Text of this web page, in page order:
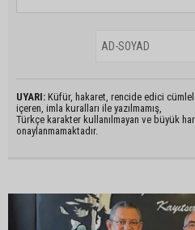
UYARI: Küfür, hakaret, rencide edici
içeren, imla kuralları ile yazılmamış,
Türkçe karakter kullanılmayan ve büyük
onaylanmamaktadır.